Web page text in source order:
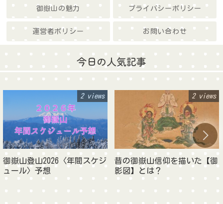
御嶽山の魅力 プライバシーポリシー
運営者ポリシー お問い合わせ
今日の人気記事
御嶽山登山2026〈年間スケジ
ュール〉予想
2 views
昔の御嶽山信仰を描いた【御
影図】とは？
2 views